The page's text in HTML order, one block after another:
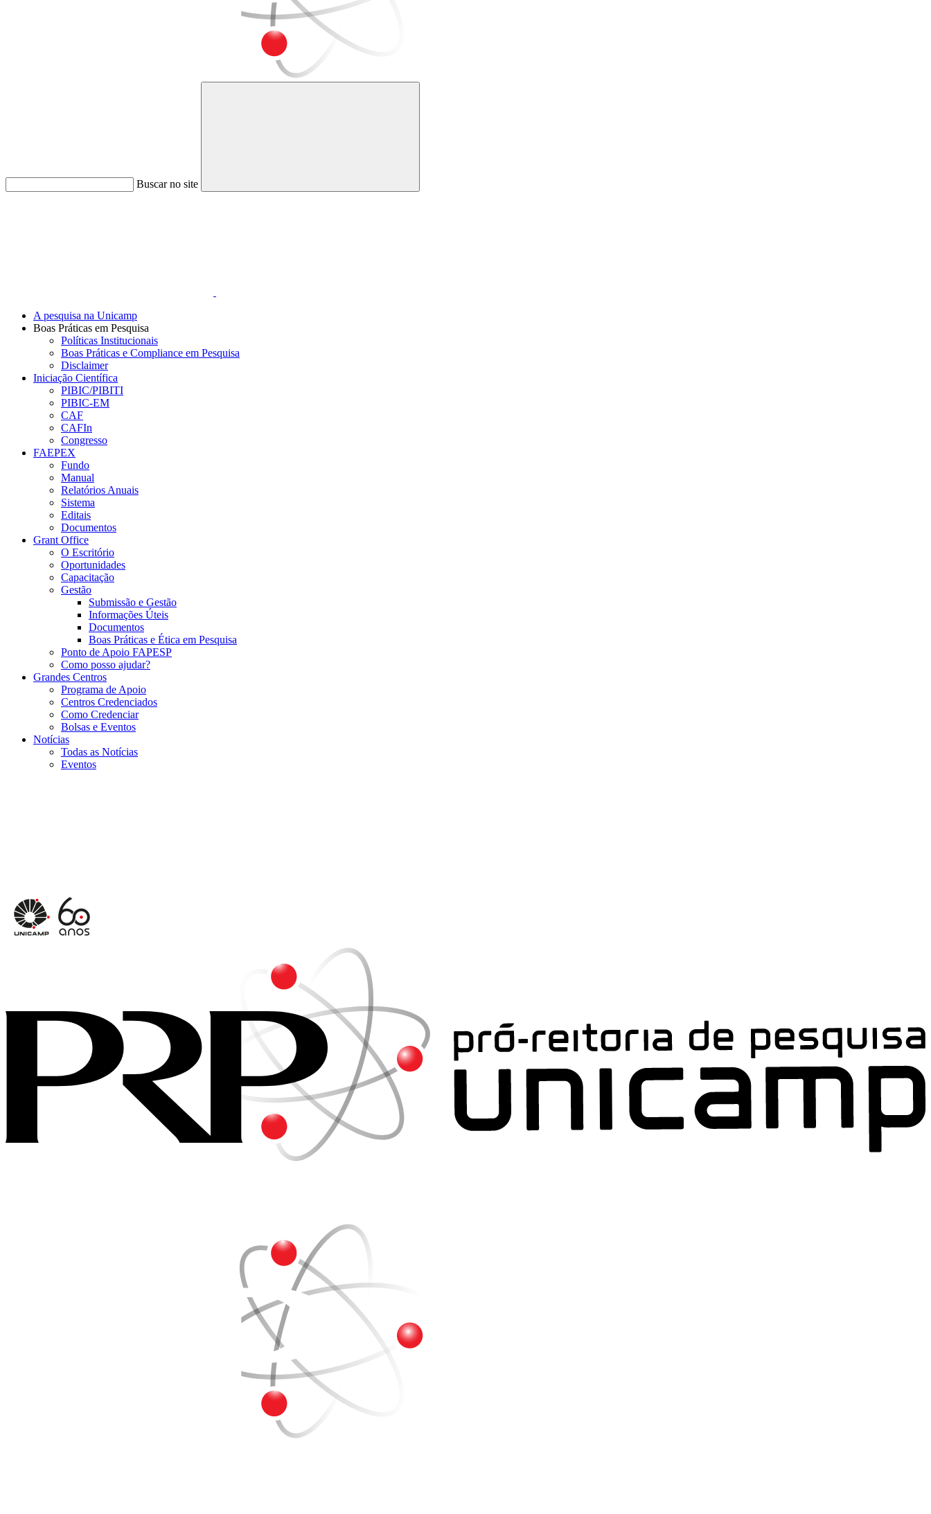
Buscar no site
Buscar
A pesquisa na Unicamp
Boas Práticas em Pesquisa
Políticas Institucionais
Boas Práticas e Compliance em Pesquisa
Disclaimer
Iniciação Científica
PIBIC/PIBITI
PIBIC-EM
CAF
CAFIn
Congresso
FAEPEX
Fundo
Manual
Relatórios Anuais
Sistema
Editais
Documentos
Grant Office
O Escritório
Oportunidades
Capacitação
Gestão
Submissão e Gestão
Informações Úteis
Documentos
Boas Práticas e Ética em Pesquisa
Ponto de Apoio FAPESP
Como posso ajudar?
Grandes Centros
Programa de Apoio
Centros Credenciados
Como Credenciar
Bolsas e Eventos
Notícias
Todas as Notícias
Eventos